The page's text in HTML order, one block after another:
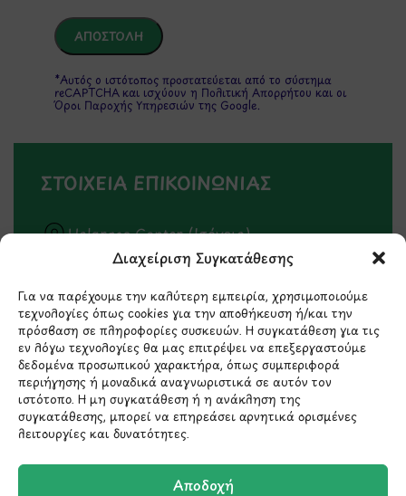
Διαχείριση Συγκατάθεσης
Για να παρέχουμε την καλύτερη εμπειρία, χρησιμοποιούμε
τεχνολογίες όπως cookies για την αποθήκευση ή/και την
πρόσβαση σε πληροφορίες συσκευών. Η συγκατάθεση για τις
εν λόγω τεχνολογίες θα μας επιτρέψει να επεξεργαστούμε
δεδομένα προσωπικού χαρακτήρα, όπως συμπεριφορά
περιήγησης ή μοναδικά αναγνωριστικά σε αυτόν τον
ιστότοπο. Η μη συγκατάθεση ή η ανάκληση της
συγκατάθεσης, μπορεί να επηρεάσει αρνητικά ορισμένες
λειτουργίες και δυνατότητες.
Αποδοχή
*Αυτός ο ιστότοπος προστατεύεται από το σύστημα
reCAPTCHA και ισχύουν η Πολιτική Απορρήτου και οι
Όροι Παροχής Υπηρεσιώντης Google.
ΣΤΟΙΧΕΙΑ ΕΠΙΚΟΙΝΩΝΙΑΣ
Holargos Center (Ισόγειο)
Λ.Περικλέους 56,
210 6522282
info@ypografi.com
Έχετε ερωτήσεις σχετικά με ένα προϊόν ή μια
παραγγελία; Στείλτε μας ένα email και θα
επικοινωνήσουμε σύντομα μαζί σας.